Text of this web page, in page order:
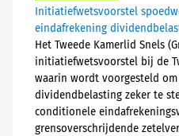
Initiatiefwetsvoorstel
eindafrekening
Het Tweede Kamerlid Snels
initiatiefwetsvoorstel bij de
waarin wordt voorgesteld
dividendbelasting zeker te
conditionele
grensoverschrijdende